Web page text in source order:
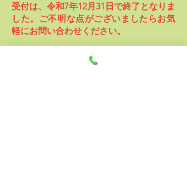
受付は、令和7年12月31日で終了となりま
した。ご不明な点がございましたらお気
軽にお問い合わせください。
なお、当センターは、
オンラインカウンセリングのみ